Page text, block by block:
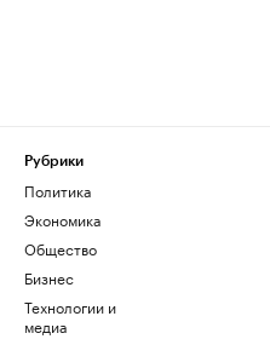
Рубрики
Политика
Экономика
Общество
Бизнес
Технологии и
медиа